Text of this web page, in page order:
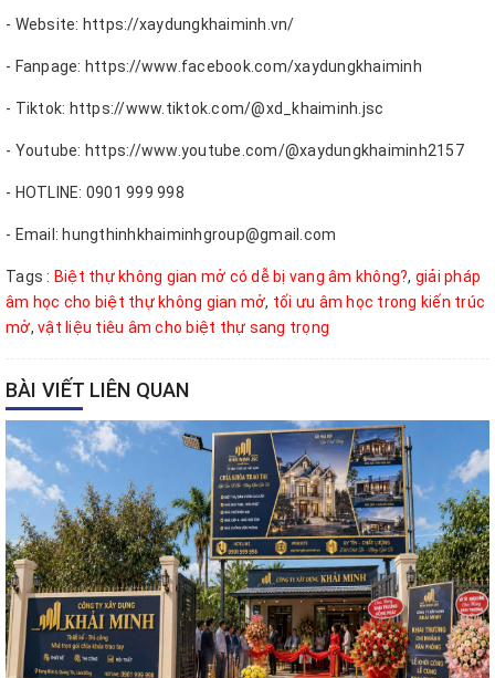
- Website: https://xaydungkhaiminh.vn/
- Fanpage: https://www.facebook.com/xaydungkhaiminh
- Tiktok: https://www.tiktok.com/@xd_khaiminh.jsc
- Youtube: https://www.youtube.com/@xaydungkhaiminh2157
- HOTLINE: 0901 999 998
- Email: hungthinhkhaiminhgroup@gmail.com
Tags : Biệt thự không gian mở có dễ bị vang âm không?, giải pháp
âm học cho biệt thự không gian mở, tối ưu âm học trong kiến trúc
mở, vật liệu tiêu âm cho biệt thự sang trọng
BÀI VIẾT LIÊN QUAN